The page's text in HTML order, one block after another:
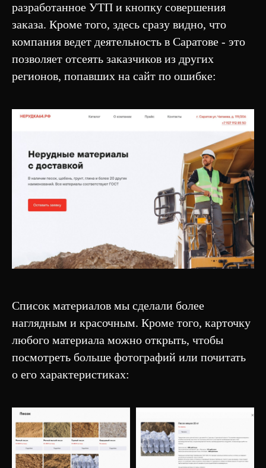
разработанное УТП и кнопку совершения
заказа. Кроме того, здесь сразу видно, что
компания ведет деятельность в Саратове - это
позволяет отсеять заказчиков из других
регионов, попавших на сайт по ошибке:
Список материалов мы сделали более
наглядным и красочным. Кроме того, карточку
любого материала можно открыть, чтобы
посмотреть больше фотографий или почитать
о его характеристиках: